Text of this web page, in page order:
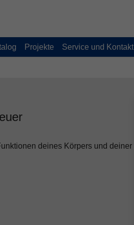
"Programm"
Projekte Service und Kontakt
deines Körpers und deiner